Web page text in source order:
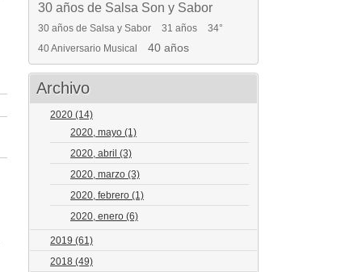
30 años de Salsa Son y Sabor
30 años de Salsa y Sabor 31 años
34°
40 Aniversario Musical
40 años
Archivo
2020 (14)
2020, mayo (1)
2020, abril (3)
2020, marzo (3)
2020, febrero (1)
2020, enero (6)
2019 (61)
2018 (49)